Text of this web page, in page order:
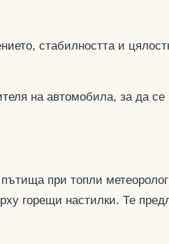
стабилността и
на автомобила, за да
при топли
горещи настилки. Те